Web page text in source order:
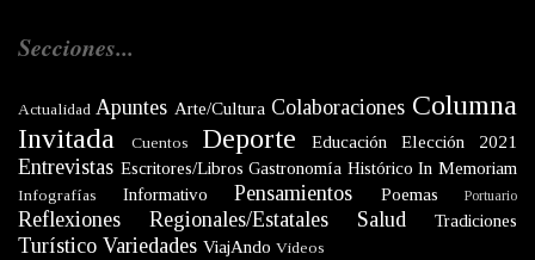
Secciones...
Actualidad Apuntes Arte/Cultura Colaboraciones Columna
Invitada
Cuentos Deporte Educación Elección 2021
Entrevistas Escritores/Libros Gastronomía Histórico In Memoriam
Infografías Informativo Pensamientos Poemas Portuario
Reflexiones Regionales/Estatales Salud Tradiciones
Turístico Variedades ViajAndo Videos